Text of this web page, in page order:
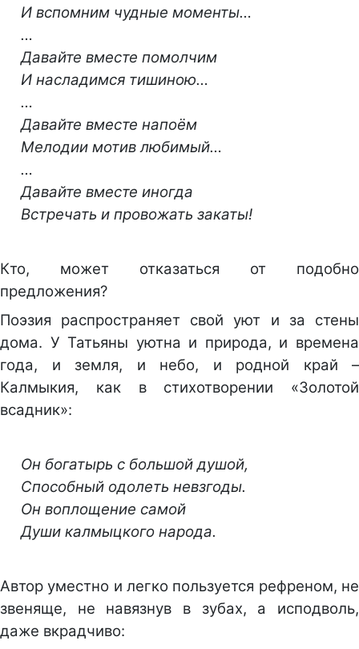
И вспомним чудные моменты…
…
Давайте вместе помолчим
И насладимся тишиною…
…
Давайте вместе напоём
Мелодии мотив любимый…
…
Давайте вместе иногда
Встречать и провожать закаты!
Кто, может отказаться от подобно
предложения?
Поэзия распространяет свой уют и за стены
дома. У Татьяны уютна и природа, и времена
года, и земля, и небо, и родной край –
Калмыкия, как в стихотворении «Золотой
всадник»:
Он богатырь с большой душой,
Способный одолеть невзгоды.
Он воплощение самой
Души калмыцкого народа.
Автор уместно и легко пользуется рефреном, не
звеняще, не навязнув в зубах, а исподволь,
даже вкрадчиво: